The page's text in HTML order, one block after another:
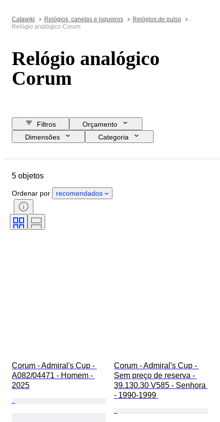
Catawiki Relógios, canetas e isqueiros
Relógios de pulso
Relógio analógico Corum
Relógio analógico
Corum
Filtros
Orçamento
Dimensões
Categoria
Material
Cor
Movimento do relógio
Material da bracelete do relógio
Comprimento da bracelete do relógio
5 objetos
Ordenar por recomendados
Corum - Admiral's Cup -
A082/04471 - Homem -
2025
Corum - Admiral's Cup -
Sem preço de reserva -
39.130.30 V585 - Senhora
- 1990-1999